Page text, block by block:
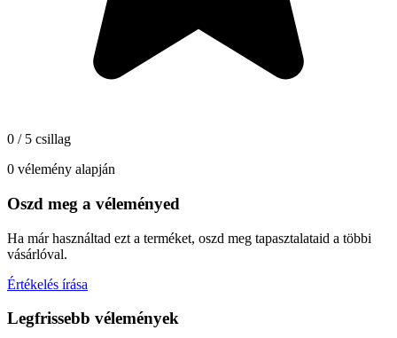
0 / 5 csillag
0 vélemény alapján
Oszd meg a véleményed
Ha már használtad ezt a terméket, oszd meg tapasztalataid a többi
vásárlóval.
Értékelés írása
Legfrissebb vélemények